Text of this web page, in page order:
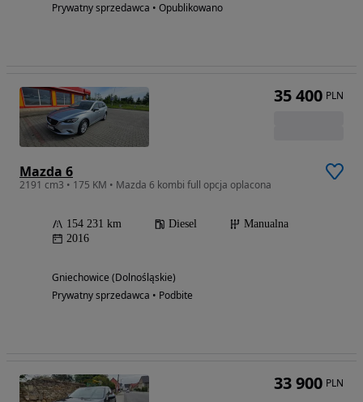
Prywatny sprzedawca • Opublikowano
Mazda 6
2191 cm3 • 175 KM • Mazda 6 kombi full opcja oplacona
154 231 km Diesel
Manualna
2016
Gniechowice (Dolnośląskie)
Prywatny sprzedawca • Podbite
35 400 PLN
33 900 PLN